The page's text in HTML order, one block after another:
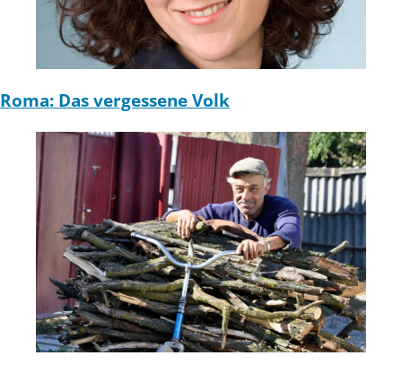
Roma: Das vergessene Volk